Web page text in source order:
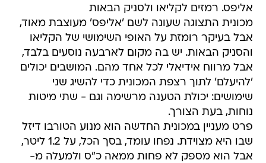
אליפס. רמזים לקליאו ולסניק הבאות
מכונית התצוגה שעונה לשם 'אליפס' מעוצבת מאוד,
אבל בעיקר רומזת על האופי השימושי של הקליאו
והסניק הבאות. יש בה מקום לארבעה נוסעים בלבד,
אבל מרווח אידיאלי לכל אחד מהם. המושבים יכולים
'להיעלם' לתוך רצפת המכונית כדי להשיג שני
שימושים: יכולת הטענה מרשימה וגם - שתי מיטות
נוחות, בעת הצורך.
פרט מעניין במכונית החדשה הוא מנוע הטורבו דיזל
שבו היא מצוידת. נפחו עומד, בסך הכל, על 1.2 ליטר,
אבל הוא מספק לא פחות ממאה כ"ס ולמעלה מ-